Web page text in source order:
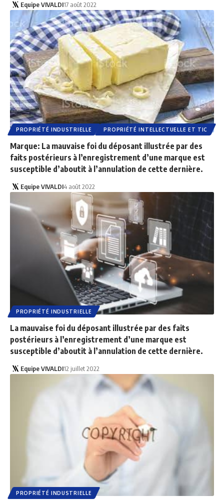
Equipe VIVALDI17 août 2022
PROPRIÉTÉ INDUSTRIELLE PROPRIÉTÉ INTELLECTUELLE ET TIC
Marque: La mauvaise foi du déposant illustrée par des
faits postérieurs à l’enregistrement d’une marque est
susceptible d’aboutit à l’annulation de cette dernière.
Equipe VIVALDI4 août 2022
PROPRIÉTÉ INDUSTRIELLE
La mauvaise foi du déposant illustrée par des faits
postérieurs à l’enregistrement d’une marque est
susceptible d’aboutit à l’annulation de cette dernière.
Equipe VIVALDI12 juillet 2022
PROPRIÉTÉ INDUSTRIELLE